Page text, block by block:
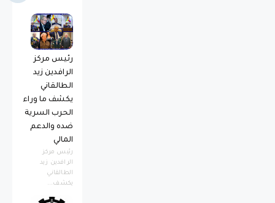
رئيس مركز
الرافدين زيد
الطالقاني
يكشف ما وراء
الحرب السرية
ضده والدعم
المالي
رئيس مركز
الرافدين زيد
الطالقاني
يكشف...